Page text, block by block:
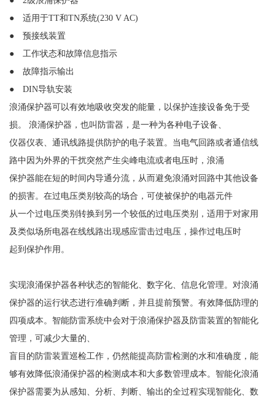
● 适用于TT和TN系统(230 V AC)
● 预接线装置
● 工作状态和故障信息指示
● 故障指示输出
● DIN导轨安装
浪涌保护器可以有效地吸收突发的能量，以保护连接设备免于受
损。
浪涌保护器，也叫防雷器，是一种为各种电子设备、
仪器仪表、通讯线路提供防护的电子装置。当电气回路或者通信线
路中因为外界的干扰突然产生尖峰电流或者电压时，浪涌
保护器能在短的时间内导通分流，从而避免浪涌对回路中其他设备
的损害。在过电压类别较高的场合，可使被保护的电器元件
从一个过电压类别转换到另一个较低的过电压类别，适用于对家用
及类似场所电器在线线路出现感应雷击过电压，操作过电压时
起到保护作用。
实现浪涌保护器各种状态的智能化、数字化、信息化管理。对浪涌
保护器的运行状态进行准确判断，并且提前预警。有效降低防理的
四项成本。智能防雷系统中会对于浪涌保护器及防雷装置的智能化
管理，可减少大量的、
盲目的防雷装置巡检工作，仍然能提高防雷检测的水和准确度，能
够有效降低浪涌保护器的检测成本和大多数管理成本。智能化浪涌
保护器需要为从感知、分析、判断、输出的全过程实现智能化、数